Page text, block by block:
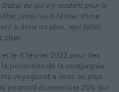
ou qui s’y rendent pour la
jusqu’au 6 février d’une
à deux ou plus, leur billet
cher.
le 6 février 2022 pour des
, la promotion de la compagnie
voyageant à deux ou plus
pourront économiser 25% sur